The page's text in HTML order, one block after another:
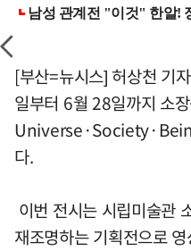
[부산=뉴시스] 허상천 기
일부터 6월 28일까지 소
다.
이번 전시는 시립미술관
재조명하는 기획전으로